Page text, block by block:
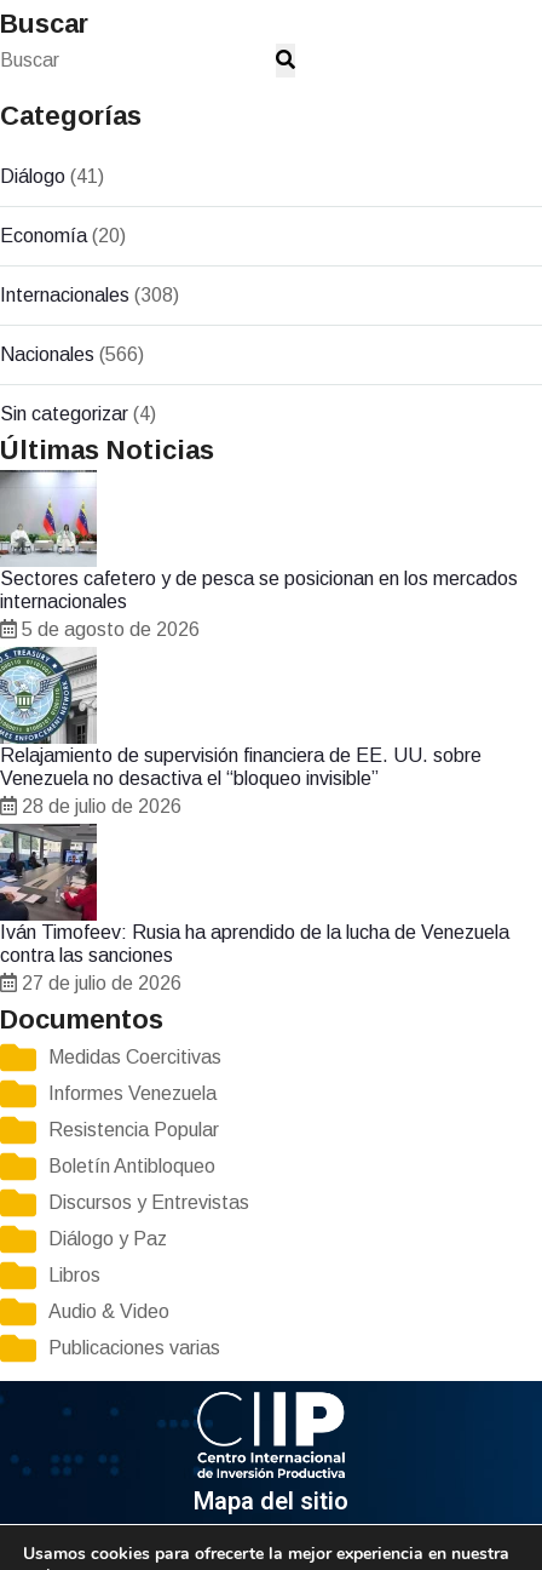
Buscar
Categorías
Diálogo (41)
Economía (20)
Internacionales (308)
Nacionales (566)
Sin categorizar (4)
Últimas Noticias
Sectores cafetero y de pesca se posicionan en los mercados
internacionales
5 de agosto de 2026
Relajamiento de supervisión financiera de EE. UU. sobre
Venezuela no desactiva el “bloqueo invisible”
28 de julio de 2026
Iván Timofeev: Rusia ha aprendido de la lucha de Venezuela
contra las sanciones
27 de julio de 2026
Documentos
Medidas Coercitivas
Informes Venezuela
Resistencia Popular
Boletín Antibloqueo
Discursos y Entrevistas
Diálogo y Paz
Libros
Audio & Video
Publicaciones varias
Mapa del sitio
Usamos cookies para ofrecerte la mejor experiencia en nuestra